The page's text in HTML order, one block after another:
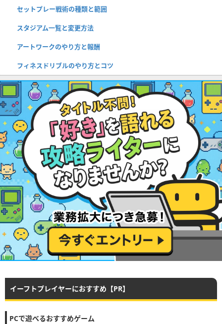
セットプレー戦術の種類と範囲
スタジアム一覧と変更方法
アートワークのやり方と報酬
フィネスドリブルのやり方とコツ
イーフトプレイヤーにおすすめ【PR】
PCで遊べるおすすめゲーム